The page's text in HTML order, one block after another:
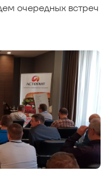
очередных встреч